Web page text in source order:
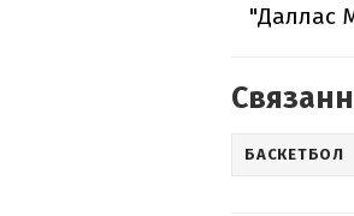
"Даллас
БАСКЕТБОЛ